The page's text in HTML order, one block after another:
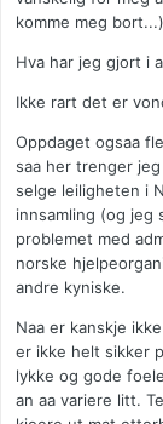
komme meg bort...)
Hva har jeg gjort i
Ikke rart det er
Oppdaget ogsaa
saa her trenger
selge leiligheten i
innsamling (og jeg
problemet med
norske
andre kyniske.
Naa er kanskje
er ikke helt sikker
lykke og gode
an aa variere litt.